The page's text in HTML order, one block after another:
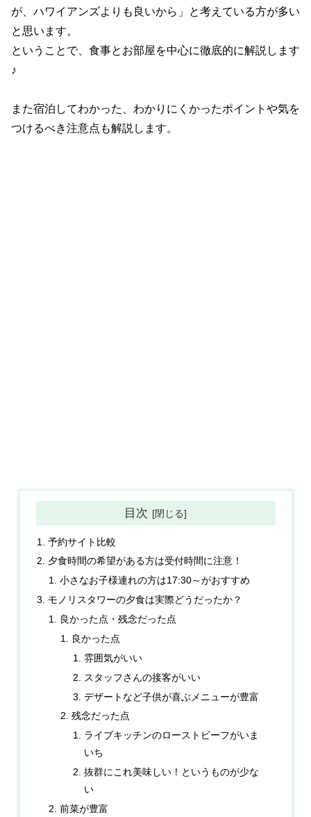
が、ハワイアンズよりも良いから」と考えている方が多い
と思います。
ということで、食事とお部屋を中心に徹底的に解説します
♪
また宿泊してわかった、わかりにくかったポイントや気を
つけるべき注意点も解説します。
目次
予約サイト比較
夕食時間の希望がある方は受付時間に注意！
小さなお子様連れの方は17:30～がおすすめ
モノリスタワーの夕食は実際どうだったか？
良かった点・残念だった点
良かった点
雰囲気がいい
スタッフさんの接客がいい
デザートなど子供が喜ぶメニューが豊富
残念だった点
ライブキッチンのローストビーフがいま
いち
抜群にこれ美味しい！というものが少な
い
前菜が豊富